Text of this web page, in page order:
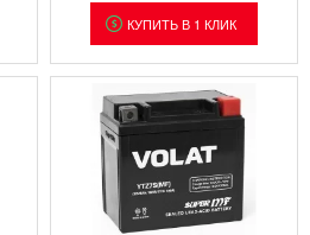
КУПИТЬ В 1 КЛИК